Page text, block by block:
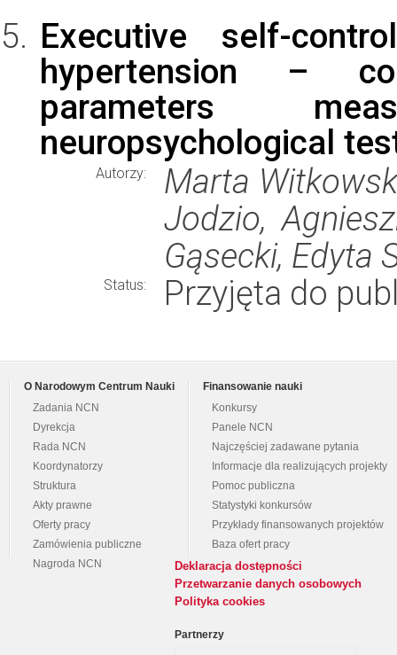
Executive self-
hypertension –
parameters
neuropsychological
Autorzy:
Marta
Jodzio,
Gąsecki, Edyta
Status: Przyjęta do
O Narodowym Centrum Nauki
Zadania NCN
Dyrekcja
Rada NCN
Koordynatorzy
Struktura
Akty prawne
Oferty pracy
Zamówienia publiczne
Nagroda NCN
Finansowanie nauki
Konkursy
Panele NCN
Najczęściej zadawane pytania
Informacje dla realizujących projekty
Pomoc publiczna
Statystyki konkursów
Przykłady finansowanych projektów
Baza ofert pracy
Deklaracja dostępności
Przetwarzanie danych osobowych
Polityka cookies
Partnerzy